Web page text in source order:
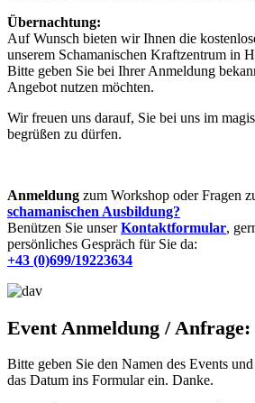
Übernachtung:
Auf Wunsch bieten wir Ihnen die
unserem Schamanischen Kraftzentrum in
Bitte geben Sie bei Ihrer Anmeldung
Angebot nutzen möchten.
Wir freuen uns darauf, Sie bei uns im
begrüßen zu dürfen.
Anmeldung zum Workshop oder Fragen
schamanischen Ausbildung?
Benützen Sie unserKontaktformular,
persönliches Gespräch für Sie da:
+43 (0)699/19223634
Event Anmeldung / Anfrage:
Bitte geben Sie den Namen des Events und
das Datum ins Formular ein. Danke.